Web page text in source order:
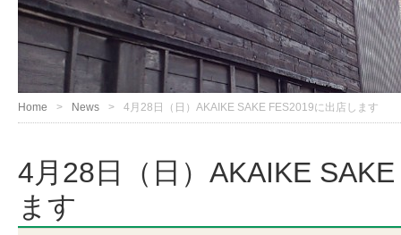
Home News 4月28日（日）AKAIKE SAKE FES2019に出店します
4月28日（日）AKAIKE
ます